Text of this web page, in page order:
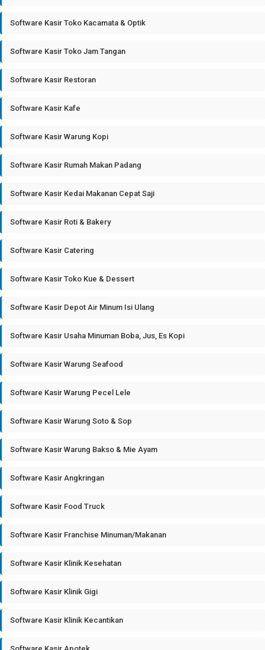
Software Kasir Toko Kacamata & Optik
Software Kasir Toko Jam Tangan
Software Kasir Restoran
Software Kasir Kafe
Software Kasir Warung Kopi
Software Kasir Rumah Makan Padang
Software Kasir Kedai Makanan Cepat Saji
Software Kasir Roti & Bakery
Software Kasir Catering
Software Kasir Toko Kue & Dessert
Software Kasir Depot Air Minum Isi Ulang
Software Kasir Usaha Minuman Boba, Jus, Es Kopi
Software Kasir Warung Seafood
Software Kasir Warung Pecel Lele
Software Kasir Warung Soto & Sop
Software Kasir Warung Bakso & Mie Ayam
Software Kasir Angkringan
Software Kasir Food Truck
Software Kasir Franchise Minuman/Makanan
Software Kasir Klinik Kesehatan
Software Kasir Klinik Gigi
Software Kasir Klinik Kecantikan